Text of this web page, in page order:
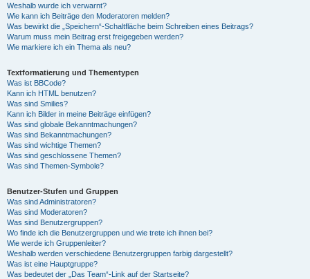
Weshalb wurde ich verwarnt?
Wie kann ich Beiträge den Moderatoren melden?
Was bewirkt die „Speichern“-Schaltfläche beim Schreiben eines Beitrags?
Warum muss mein Beitrag erst freigegeben werden?
Wie markiere ich ein Thema als neu?
Textformatierung und Thementypen
Was ist BBCode?
Kann ich HTML benutzen?
Was sind Smilies?
Kann ich Bilder in meine Beiträge einfügen?
Was sind globale Bekanntmachungen?
Was sind Bekanntmachungen?
Was sind wichtige Themen?
Was sind geschlossene Themen?
Was sind Themen-Symbole?
Benutzer-Stufen und Gruppen
Was sind Administratoren?
Was sind Moderatoren?
Was sind Benutzergruppen?
Wo finde ich die Benutzergruppen und wie trete ich ihnen bei?
Wie werde ich Gruppenleiter?
Weshalb werden verschiedene Benutzergruppen farbig dargestellt?
Was ist eine Hauptgruppe?
Was bedeutet der „Das Team“-Link auf der Startseite?